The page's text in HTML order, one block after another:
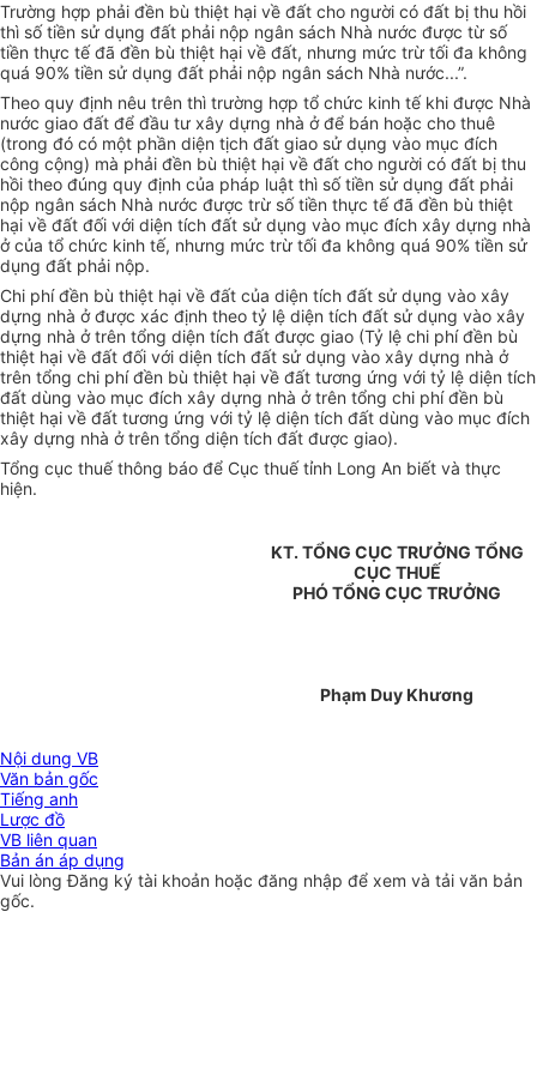
Trường hợp phải đền bù thiệt hại về đất cho người có đất bị thu hồi
thì số tiền sử dụng đất phải nộp ngân sách Nhà nước được từ số
tiền thực tế đã đền bù thiệt hại về đất, nhưng mức trừ tối đa không
quá 90% tiền sử dụng đất phải nộp ngân sách Nhà nước...”.
Theo quy định nêu trên thì trường hợp tổ chức kinh tế khi được Nhà
nước giao đất để đầu tư xây dựng nhà ở để bán hoặc cho thuê
(trong đó có một phần diện tịch đất giao sử dụng vào mục đích
công cộng) mà phải đền bù thiệt hại về đất cho người có đất bị thu
hồi theo đúng quy định của pháp luật thì số tiền sử dụng đất phải
nộp ngân sách Nhà nước được trừ số tiền thực tế đã đền bù thiệt
hại về đất đối với diện tích đất sử dụng vào mục đích xây dựng nhà
ở của tổ chức kinh tế, nhưng mức trừ tối đa không quá 90% tiền sử
dụng đất phải nộp.
Chi phí đền bù thiệt hại về đất của diện tích đất sử dụng vào xây
dựng nhà ở được xác định theo tỷ lệ diện tích đất sử dụng vào xây
dựng nhà ở trên tổng diện tích đất được giao (Tỷ lệ chi phí đền bù
thiệt hại về đất đối với diện tích đất sử dụng vào xây dựng nhà ở
trên tổng chi phí đền bù thiệt hại về đất tương ứng với tỷ lệ diện tích
đất dùng vào mục đích xây dựng nhà ở trên tổng chi phí đền bù
thiệt hại về đất tương ứng với tỷ lệ diện tích đất dùng vào mục đích
xây dựng nhà ở trên tổng diện tích đất được giao).
Tổng cục thuế thông báo để Cục thuế tỉnh Long An biết và thực
hiện.
KT. TỔNG CỤC TRƯỞNG TỔNG
CỤC THUẾ
PHÓ TỔNG CỤC TRƯỞNG
Phạm Duy Khương
Nội dung VB
Văn bản gốc
Tiếng anh
Lược đồ
VB liên quan
Bản án áp dụng
Vui lòngĐăng ký tài khoản hoặc đăng nhập để xem và tải văn bản
gốc.